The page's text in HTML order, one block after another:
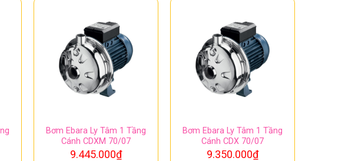
Bơm Ebara Ly Tâm 1 Tầng
Cánh CDXM 70/07
9.445.000₫
Bơm Ebara Ly Tâm 1 Tầng
Cánh CDX 70/07
9.350.000₫